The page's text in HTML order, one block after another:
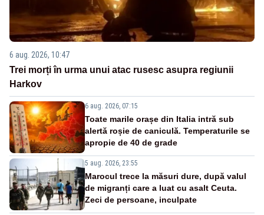
6 aug. 2026, 10:47
Trei morți în urma unui atac rusesc asupra regiunii
Harkov
6 aug. 2026, 07:15
Toate marile orașe din Italia intră sub
alertă roșie de caniculă. Temperaturile se
apropie de 40 de grade
5 aug. 2026, 23:55
Marocul trece la măsuri dure, după valul
de migranți care a luat cu asalt Ceuta.
Zeci de persoane, inculpate